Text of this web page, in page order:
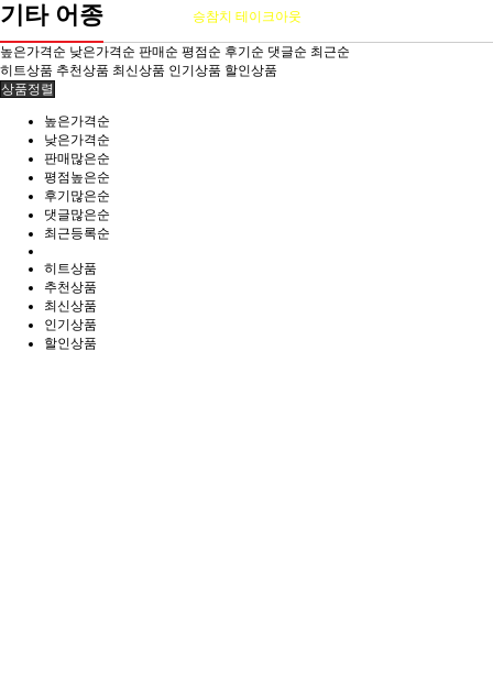
승참치 테이크아웃
기타 어종
높은가격순 낮은가격순 판매순 평점순 후기순 댓글순 최근순
히트상품 추천상품 최신상품 인기상품 할인상품
상품정렬
높은가격순
낮은가격순
판매많은순
평점높은순
후기많은순
댓글많은순
최근등록순
히트상품
추천상품
최신상품
인기상품
할인상품